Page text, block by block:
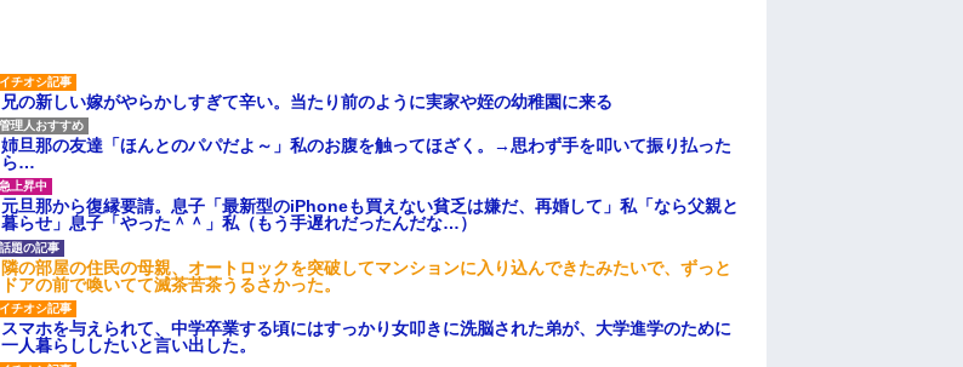
兄の新しい嫁がやらかしすぎて辛い。当たり前のように実家や姪の幼稚園に来る
姉旦那の友達「ほんとのパパだよ～」私のお腹を触ってほざく。→思わず手を叩いて振り払った
ら…
元旦那から復縁要請。息子「最新型のiPhoneも買えない貧乏は嫌だ、再婚して」私「なら父親と
暮らせ」息子「やった＾＾」私（もう手遅れだったんだな…）
隣の部屋の住民の母親、オートロックを突破してマンションに入り込んできたみたいで、ずっと
ドアの前で喚いてて滅茶苦茶うるさかった。
スマホを与えられて、中学卒業する頃にはすっかり女叩きに洗脳された弟が、大学進学のために
一人暮らししたいと言い出した。